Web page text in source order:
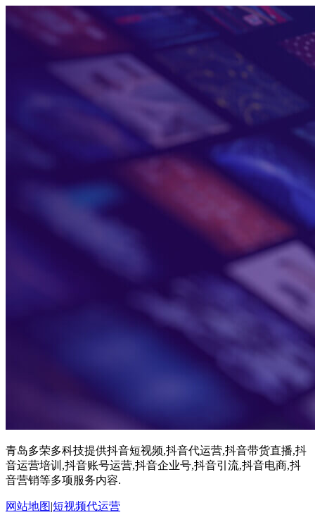
青岛多荣多科技提供抖音短视频,抖音代运营,抖音带货直播,抖
音运营培训,抖音账号运营,抖音企业号,抖音引流,抖音电商,抖
音营销等多项服务内容.
网站地图|短视频代运营